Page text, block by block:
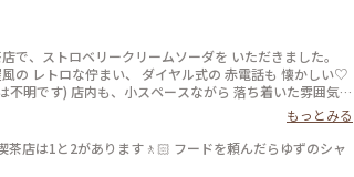
で、ストロベリークリームソーダを いただきました。
の レトロな佇まい、 ダイヤル式の 赤電話も 懐かしい♡
明です) 店内も、小スペースながら 落ち着いた雰囲気、
は、約70年前なのだそう。 創業当時から 受け継がれた
ーダも、その中のひとつです。 最近、あちらこちらで 目
お店から 始まったのだとか。 何とも、歴史を感じさせ
気温が高く、冷たい飲み物で 季節外れのクールダウン
もっとみる
店は1と2があります🚶🏻 フードを頼んだらゆずのシャ